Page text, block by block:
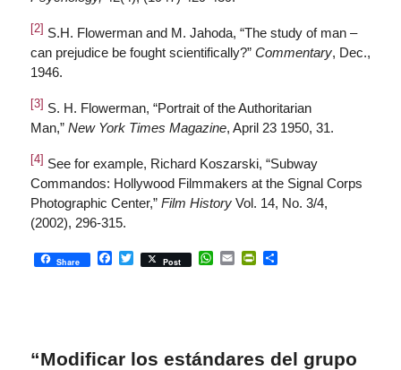
[2]
S.H. Flowerman and M. Jahoda, “The study of man –
can prejudice be fought scientifically?” Commentary, Dec.,
1946.
[3] S. H. Flowerman, “Portrait of the Authoritarian
Man,” New York Times Magazine, April 23 1950, 31.
[4] See for example, Richard Koszarski, “Subway
Commandos: Hollywood Filmmakers at the Signal Corps
Photographic Center,” Film HistoryVol. 14, No. 3/4,
(2002), 296-315.
Share Facebook
Twitter
Post WhatsApp
EmailPrintFriendly
Share
“Modificar los estándares del grupo